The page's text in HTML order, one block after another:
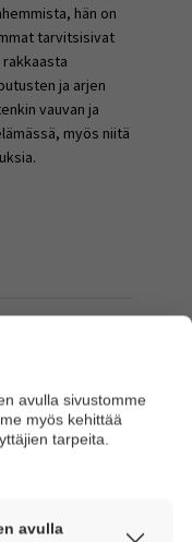
hän on
tarvitsisivat
rakkaasta
ja arjen
vauvan ja
myös niitä
etukäteen.
aika. Nyt
ja
avulla sivustomme
myös kehittää
tarpeita.
avulla